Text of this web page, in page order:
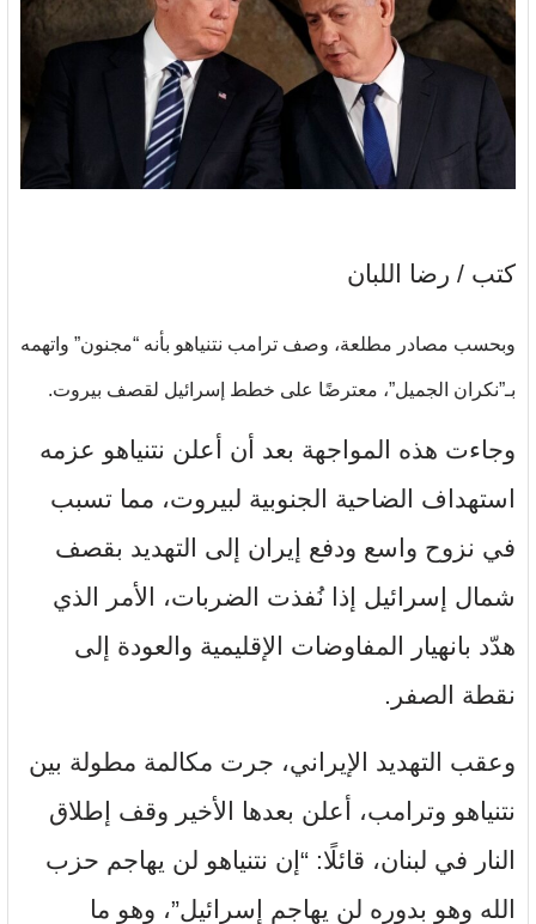
كتب / رضا اللبان
وبحسب مصادر مطلعة، وصف ترامب نتنياهو بأنه “مجنون” واتهمه
بـ”نكران الجميل”، معترضًا على خطط إسرائيل لقصف بيروت.
وجاءت هذه المواجهة بعد أن أعلن نتنياهو عزمه
استهداف الضاحية الجنوبية لبيروت، مما تسبب
في نزوح واسع ودفع إيران إلى التهديد بقصف
شمال إسرائيل إذا نُفذت الضربات، الأمر الذي
هدّد بانهيار المفاوضات الإقليمية والعودة إلى
نقطة الصفر.
وعقب التهديد الإيراني، جرت مكالمة مطولة بين
نتنياهو وترامب، أعلن بعدها الأخير وقف إطلاق
النار في لبنان، قائلًا: “إن نتنياهو لن يهاجم حزب
الله وهو بدوره لن يهاجم إسرائيل”، وهو ما